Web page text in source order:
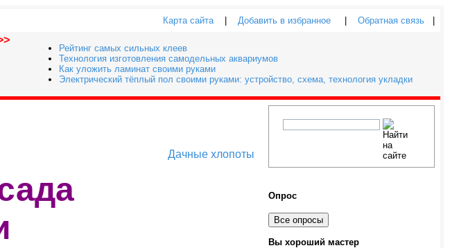
Карта сайта Добавить в избранное Обратная связь
Рейтинг самых сильных клеев
Технология изготовления самодельных аквариумов
Как уложить ламинат своими руками
Электрический тёплый пол своими руками: устройство, схема, технология укладки
Дачные хлопоты
Опрос
Все опросы
Вы хороший мастер